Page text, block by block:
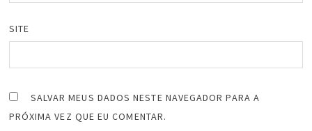
SITE
SALVAR MEUS DADOS NESTE NAVEGADOR PARA A
PRÓXIMA VEZ QUE EU COMENTAR.